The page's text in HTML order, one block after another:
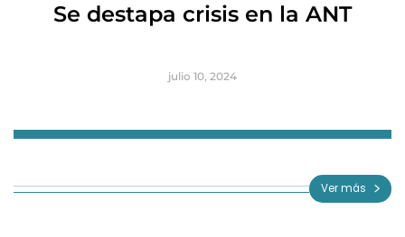
Se destapa crisis en la ANT
julio 10, 2024
3
Ver más